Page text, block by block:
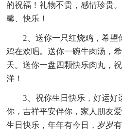
的祝福！礼物不贵，感情珍贵
馨、快乐！
2、送你一只红烧鸡，希望
鸡在欢唱。送你一碗牛肉汤，
天。送你一盘四颗快乐肉丸，
洋！
3、祝你生日快乐，好运好
你，吉祥平安伴你，家人朋友
生日快乐，年年有今日，岁岁有